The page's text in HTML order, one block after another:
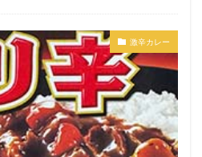
激辛カレー